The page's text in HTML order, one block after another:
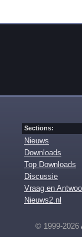
Sections:
Nieuws
Downloads
Top Downloads
Discussie
Vraag en
Nieuws2.nl
© 1999-2026